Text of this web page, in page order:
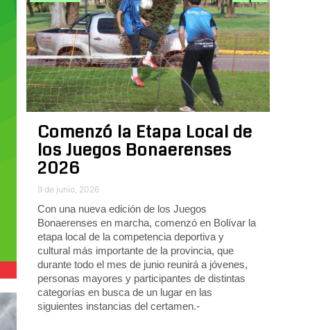
Comenzó la Etapa Local de
los Juegos Bonaerenses
2026
9 de junio, 2026
Con una nueva edición de los Juegos
Bonaerenses en marcha, comenzó en Bolívar la
etapa local de la competencia deportiva y
cultural más importante de la provincia, que
durante todo el mes de junio reunirá a jóvenes,
personas mayores y participantes de distintas
categorías en busca de un lugar en las
siguientes instancias del certamen.-